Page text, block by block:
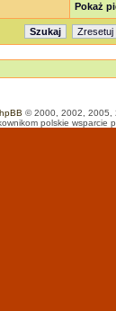
Pokaż
© 2000, 2002, 2005,
polskie wsparcie